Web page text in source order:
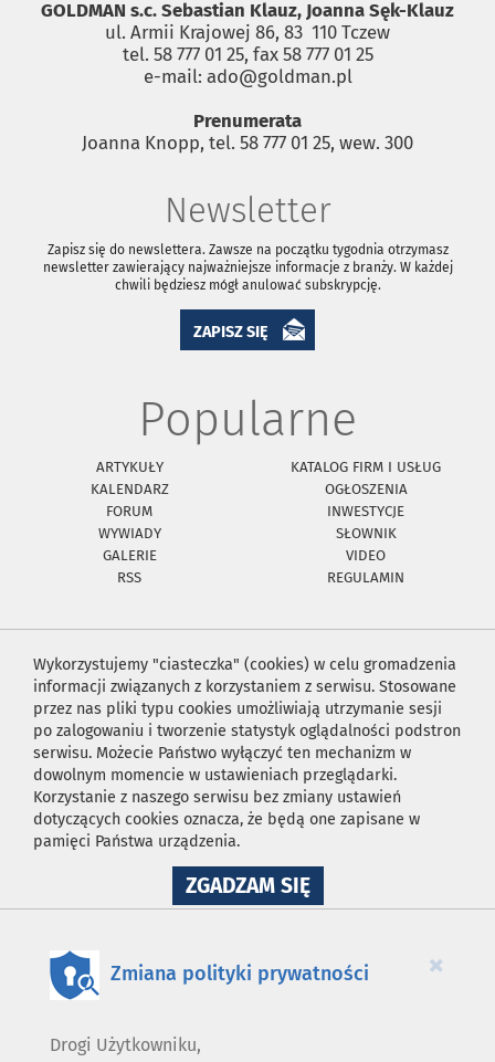
GOLDMAN s.c. Sebastian Klauz, Joanna Sęk-Klauz
ul. Armii Krajowej 86, 83 ­ 110 Tczew
tel. 58 777 01 25, fax 58 777 01 25
e-mail: ado@goldman.pl
Prenumerata
Joanna Knopp, tel. 58 777 01 25, wew. 300
Newsletter
Zapisz się do newslettera. Zawsze na początku tygodnia otrzymasz
newsletter zawierający najważniejsze informacje z branży. W każdej
chwili będziesz mógł anulować subskrypcję.
ZAPISZ SIĘ
Popularne
ARTYKUŁY
KATALOG FIRM I USŁUG
KALENDARZ
OGŁOSZENIA
FORUM
INWESTYCJE
WYWIADY
SŁOWNIK
GALERIE
VIDEO
RSS
REGULAMIN
Wykorzystujemy "ciasteczka" (cookies) w celu gromadzenia
informacji związanych z korzystaniem z serwisu. Stosowane
przez nas pliki typu cookies umożliwiają utrzymanie sesji
po zalogowaniu i tworzenie statystyk oglądalności podstron
serwisu. Możecie Państwo wyłączyć ten mechanizm w
dowolnym momencie w ustawieniach przeglądarki.
Korzystanie z naszego serwisu bez zmiany ustawień
dotyczących cookies oznacza, że będą one zapisane w
pamięci Państwa urządzenia.
ZGADZAM SIĘNA
WYKORZYSTANIE
×
Zmiana polityki prywatności
Drogi Użytkowniku,